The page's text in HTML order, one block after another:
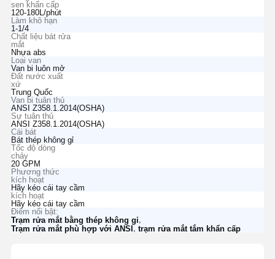
sen khẩn cấp
120-180L/phút
Làm khô hạn
1-1/4
Chất liệu bát rửa
mắt
Nhựa abs
Loại van
Van bi luôn mở
Đất nước xuất
xứ
Trung Quốc
Van bi tuân thủ
ANSI Z358.1.2014(OSHA)
Sự tuân thủ
ANSI Z358.1.2014(OSHA)
Cái bát
Bát thép không gỉ
Tốc độ dòng
chảy
20 GPM
Phương thức
kích hoạt
Hãy kéo cái tay cầm
kích hoạt
Hãy kéo cái tay cầm
Điểm nổi bật:
Trạm rửa mắt bằng thép không gỉ,
Trạm rửa mắt phù hợp với ANSI
trạm rửa mắt tắm khẩn cấp